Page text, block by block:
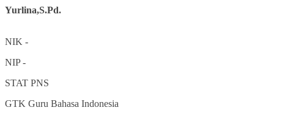
Yurlina,S.Pd.
NIK -
NIP-
STAT PNS
GTK Guru Bahasa Indonesia